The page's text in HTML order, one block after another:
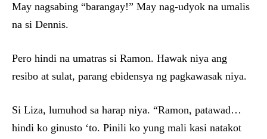
May nagsabing “barangay!” May nag-udyok na umalis
na si Dennis.
Pero hindi na umatras si Ramon. Hawak niya ang
resibo at sulat, parang ebidensya ng pagkawasak niya.
Si Liza, lumuhod sa harap niya. “Ramon, patawad…
hindi ko ginusto ‘to. Pinili ko yung mali kasi natakot